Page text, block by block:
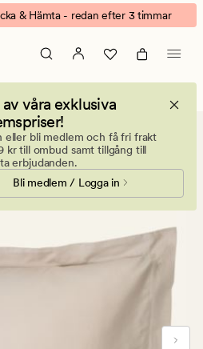
& Hämta - redan efter 3 timmar
av våra exklusiva
eller bli medlem och få fri frakt
kr till ombud samt tillgång till
erbjudanden.
Bli medlem / Logga in